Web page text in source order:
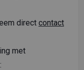
direct contact
met